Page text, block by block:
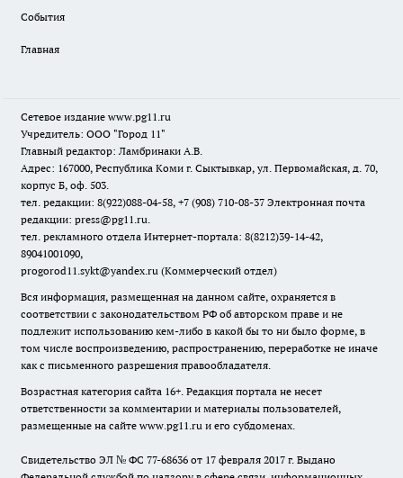
События
Главная
Сетевое издание www.pg11.ru
Учредитель: ООО "Город 11"
Главный редактор: Ламбринаки А.В.
Адрес: 167000, Республика Коми г. Сыктывкар, ул. Первомайская, д. 70,
корпус Б, оф. 503.
тел. редакции: 8(922)088-04-58, +7 (908) 710-08-37 Электронная почта
редакции: press@pg11.ru.
тел. рекламного отдела Интернет-портала: 8(8212)39-14-42,
89041001090,
progorod11.sykt@yandex.ru (Коммерческий отдел)
Вся информация, размещенная на данном сайте, охраняется в
соответствии с законодательством РФ об авторском праве и не
подлежит использованию кем-либо в какой бы то ни было форме, в
том числе воспроизведению, распространению, переработке не иначе
как с письменного разрешения правообладателя.
Возрастная категория сайта 16+. Редакция портала не несет
ответственности за комментарии и материалы пользователей,
размещенные на сайте www.pg11.ru и его субдоменах.
Свидетельство ЭЛ № ФС 77-68636 от 17 февраля 2017 г. Выдано